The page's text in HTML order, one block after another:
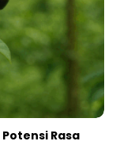
Rasa